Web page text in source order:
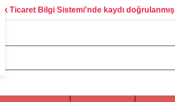
Ticaret Bilgi Sistemi'nde kaydı